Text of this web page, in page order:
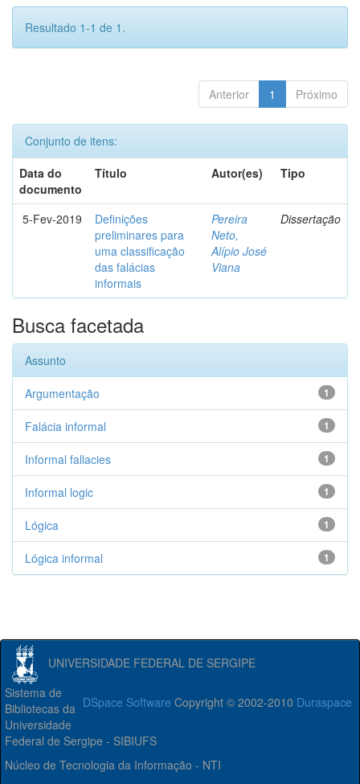
Resultado 1-1 de 1.
Anterior 1 Próximo
Conjunto de itens:
Data do
documento
Título Autor(es) Tipo
5-Fev-2019
Definições
preliminares para
uma classificação
das falácias
informais
Pereira
Neto,
Alípio José
Viana
Dissertação
Busca facetada
Assunto
1
Argumentação
1
Falácia informal
1
Informal fallacies
1
Informal logic
1
Lógica
1
Lógica informal
UNIVERSIDADE FEDERAL DE SERGIPE
DSpace Software Copyright © 2002-2010 Duraspace
Sistema de
Bibliotecas da
Universidade
Federal de Sergipe - SIBIUFS
Núcleo de Tecnologia da Informação - NTI